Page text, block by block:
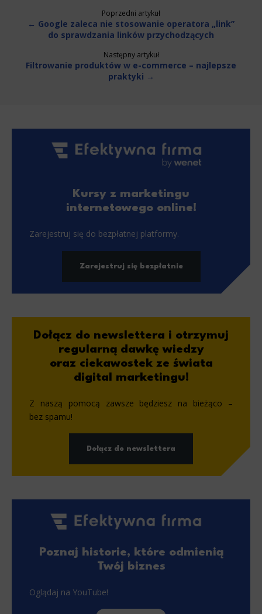
Poprzedni artykuł
← Google zaleca nie stosowanie operatora „link”
do sprawdzania linków przychodzących
Następny artykuł
Filtrowanie produktów w e-commerce – najlepsze
praktyki →
Kursy z marketingu
internetowego online!
Zarejestruj się do bezpłatnej platformy.
Zarejestruj się bezpłatnie
Dołącz do newslettera i otrzymuj
regularną dawkę wiedzy
oraz ciekawostek ze świata
digital marketingu!
Z naszą pomocą zawsze będziesz na bieżąco –
bez spamu!
Dołącz do newslettera
Poznaj historie, które odmienią
Twój biznes
Oglądaj na YouTube!